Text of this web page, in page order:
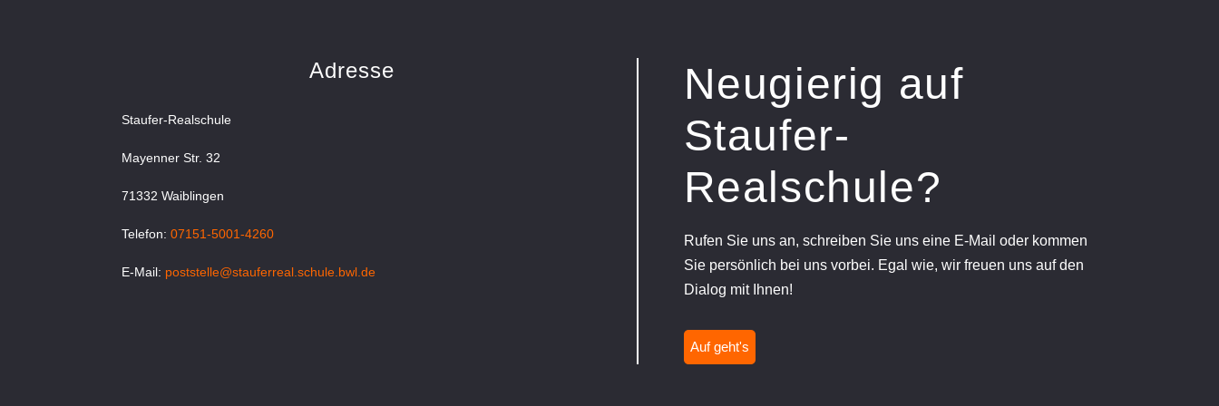
Adresse
Staufer-Realschule
Mayenner Str. 32
71332 Waiblingen
Telefon:07151-5001-4260
E-Mail: poststelle@stauferreal.schule.bwl.de
Neugierig auf
Staufer-
Realschule?
Rufen Sie uns an, schreiben Sie uns eine E-Mail oder kommen
Sie persönlich bei uns vorbei. Egal wie, wir freuen uns auf den
Dialog mit Ihnen!
Auf geht's